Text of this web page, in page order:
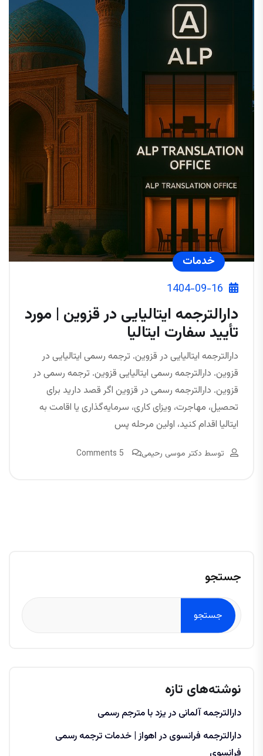
خدمات
1404-09-16
دارالترجمه ایتالیایی در قزوین | مورد
تأیید سفارت ایتالیا
دارالترجمه ایتالیایی در قزوین. ترجمه رسمی ایتالیایی در
قزوین. دارالترجمه رسمی ایتالیایی قزوین. ترجمه رسمی در
قزوین. دارالترجمه رسمی در قزوین اگر قصد دارید برای
تحصیل، مهاجرت، ویزای کاری، سرمایه‌گذاری یا اقامت به
ایتالیا اقدام کنید، اولین مرحله پس
توسط دکتر موسی رحیمی 5 Comments
جستجو
جستجو
نوشته‌های تازه
دارالترجمه آلمانی در یزد با مترجم رسمی
دارالترجمه فرانسوی در اهواز | خدمات ترجمه رسمی